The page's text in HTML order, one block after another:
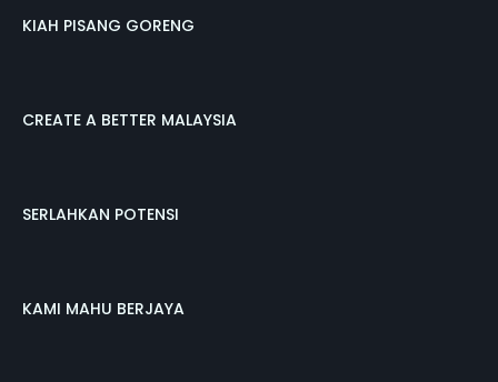
KIAH PISANG GORENG
CREATE A BETTER MALAYSIA
SERLAHKAN POTENSI
KAMI MAHU BERJAYA